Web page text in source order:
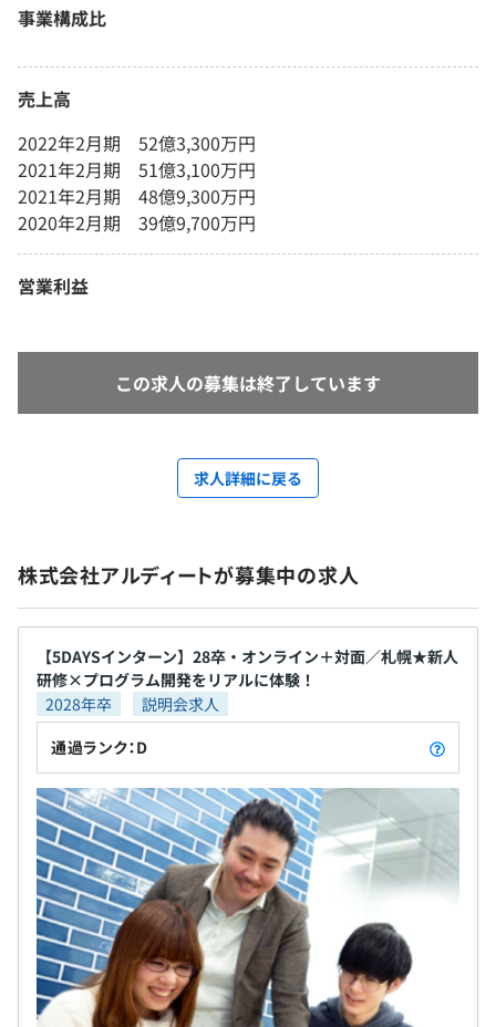
事業構成比
売上高
2022年2月期 52億3,300万円
2021年2月期 51億3,100万円
2021年2月期 48億9,300万円
2020年2月期 39億9,700万円
営業利益
この求人の募集は終了しています
求人詳細に戻る
株式会社アルディートが募集中の求人
【5DAYSインターン】28卒・オンライン＋対面／札幌★新人
研修×プログラム開発をリアルに体験！
2028年卒
説明会求人
通過ランク：D